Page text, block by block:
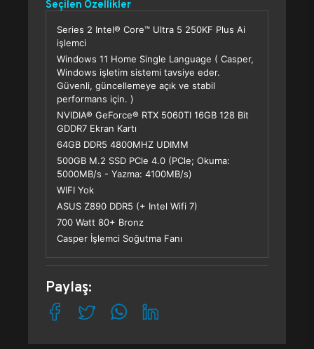
Seçilen Özellikler
Series 2 Intel® Core™ Ultra 5 250KF Plus Ai
işlemci
Windows 11 Home Single Language ( Casper,
Windows işletim sistemi tavsiye eder.
Güvenli, güncellemeye açık ve stabil
performans için. )
NVIDIA® GeForce® RTX 5060TI 16GB 128 Bit
GDDR7 Ekran Kartı
64GB DDR5 4800MHZ UDIMM
500GB M.2 SSD PCle 4.0 (PCle; Okuma:
5000MB/s - Yazma: 4100MB/s)
WIFI Yok
ASUS Z890 DDR5 (+ Intel Wifi 7)
700 Watt 80+ Bronz
Casper İşlemci Soğutma Fanı
Paylaş: